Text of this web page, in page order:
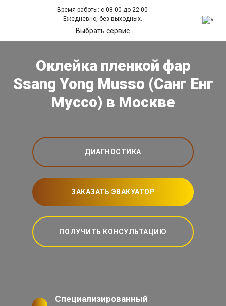
Время работы: с 08:00 до 22:00
Ежедневно, без выходных.
Выбрать сервис
Оклейка пленкой фар
Ssang Yong Musso (Санг Енг
Муссо) в Москве
ДИАГНОСТИКА
ЗАКАЗАТЬ ЭВАКУАТОР
ПОЛУЧИТЬ КОНСУЛЬТАЦИЮ
Специализированный